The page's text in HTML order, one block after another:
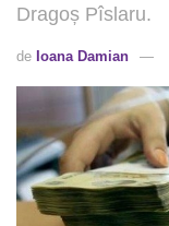
Dragoș Pîslaru.
de Ioana Damian